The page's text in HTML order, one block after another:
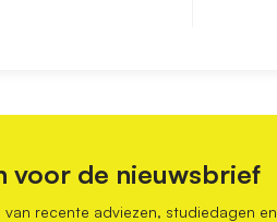
voor de nieuwsbrief
recente adviezen, studiedagen en